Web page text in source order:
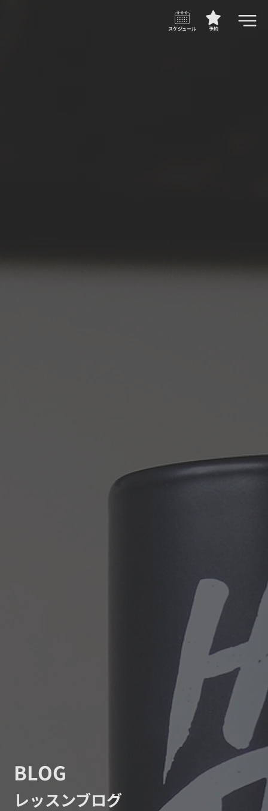
予約
スケジュール
BLOG
レッスンブログ